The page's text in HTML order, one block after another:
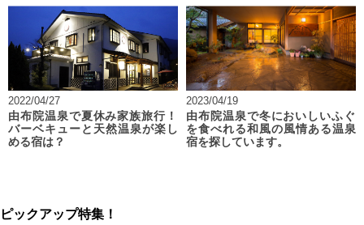
2022/04/27
由布院温泉で夏休み家族旅行！
バーベキューと天然温泉が楽し
める宿は？
2023/04/19
由布院温泉で冬においしいふぐ
を食べれる和風の風情ある温泉
宿を探しています。
ピックアップ特集！